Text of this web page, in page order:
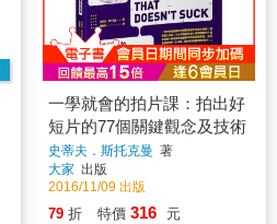
一學就會的拍片課：拍出好
短片的77個關鍵觀念及技術
史蒂夫．斯托克曼 著
大家 出版
2016/11/09 出版
79 折 特價 316 元